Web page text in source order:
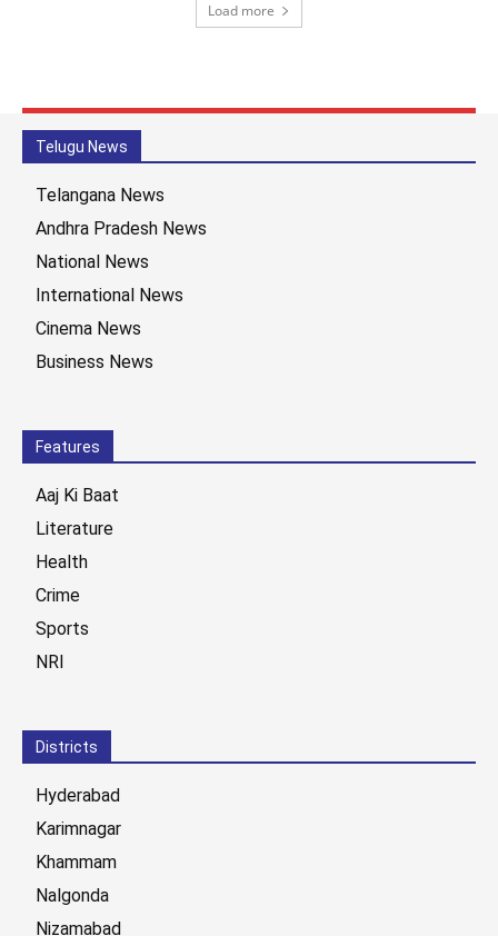
Load more
Telugu News
Telangana News
Andhra Pradesh News
National News
International News
Cinema News
Business News
Features
Aaj Ki Baat
Literature
Health
Crime
Sports
NRI
Districts
Hyderabad
Karimnagar
Khammam
Nalgonda
Nizamabad